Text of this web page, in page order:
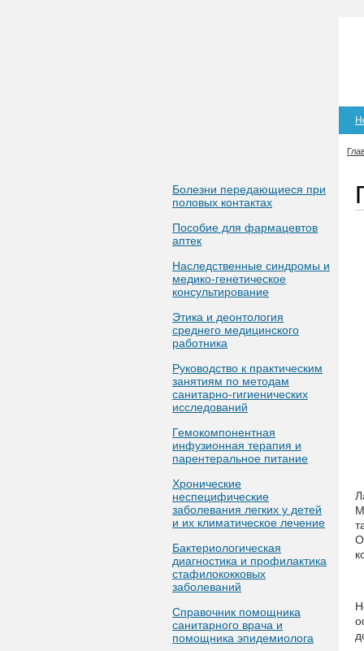
Болезни передающиеся при
половых контактах
Пособие для фармацевтов
аптек
Наследственные синдромы и
медико-генетическое
консультирование
Этика и деонтология
среднего медицинского
работника
Руководство к практическим
занятиям по методам
санитарно-гигиенических
исследований
Гемокомпонентная
инфузионная терапия и
парентеральное питание
Хронические
неспецифические
заболевания легких у детей
и их климатическое лечение
Бактериологическая
диагностика и профилактика
стафилококковых
заболеваний
Справочник помощника
санитарного врача и
помощника эпидемиолога